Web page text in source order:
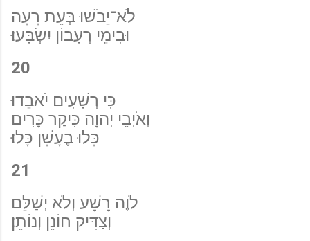
לֹא־יֵבֹשׁוּ בְּעֵת רָעָה
וּבִימֵי רְעָבוֹן יִשְׂבָּעוּ׃
20
כִּי רְשָׁעִים יֹאבֵדוּ
וְאֹיְבֵי יְהוָה כִּיקַר כָּרִים
כָּלוּ בֶעָשָׁן כָּלוּ׃
21
לֹוֶה רָשָׁע וְלֹא יְשַׁלֵּם
וְצַדִּיק חוֹנֵן וְנוֹתֵן׃